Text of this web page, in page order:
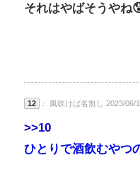
それはやばそうやね
12 ： 風吹けば名無し 2023/06/
>>10
ひとりで酒飲むやつ